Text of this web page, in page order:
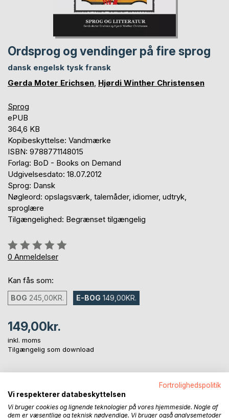
Ordsprog og vendinger på fire sprog
dansk engelsk tysk fransk
Gerda Moter Erichsen, Hjørdi Winther Christensen
Sprog
ePUB
364,6 KB
Kopibeskyttelse: Vandmærke
ISBN: 9788771148015
Forlag: BoD - Books on Demand
Udgivelsesdato: 18.07.2012
Sprog: Dansk
Nøgleord: opslagsværk, talemåder, idiomer, udtryk,
sproglære
Tilgængelighed: Begrænset tilgængelig
Anmeldelse::
0%
0 Anmeldelser
Kan fås som:
BOG 245,00KR. E-BOG 149,00KR.
149,00kr.
inkl. moms
Tilgængelig som download
Føj til ønskeliste
Fortrolighedspolitik
Vi respekterer databeskyttelsen
Vi bruger cookies og lignende teknologier på vores hjemmeside. Nogle af
dem er væsentlige og teknisk nødvendige. Vi bruger også analysemetoder